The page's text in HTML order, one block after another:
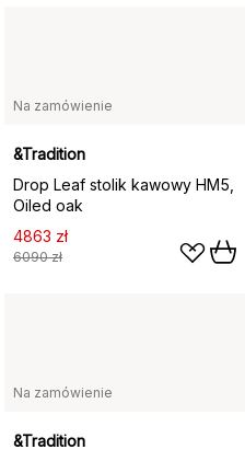
Na zamówienie
&Tradition
Drop Leaf stolik kawowy HM5,
Oiled oak
4863 zł
6090 zł
Na zamówienie
&Tradition